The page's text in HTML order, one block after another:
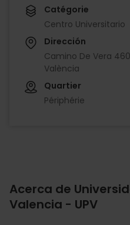
Catégorie
Centro Universitario
Dirección
Camino De Vera
València
Quartier
Périphérie
Acerca de
Valencia - UPV